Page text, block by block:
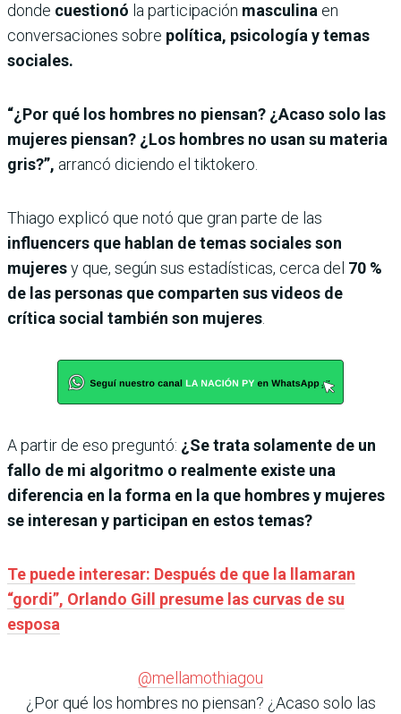
donde cuestionó la participación masculina en
conversaciones sobre política, psicología y temas
sociales.
“¿Por qué los hombres no piensan? ¿Acaso solo las
mujeres piensan? ¿Los hombres no usan su materia
gris?”, arrancó diciendo el tiktokero.
Thiago explicó que notó que gran parte de las
influencers que hablan de temas sociales son
mujeresy que, según sus estadísticas, cerca del 70 %
de las personas que comparten sus videos de
crítica social también son mujeres.
A partir de eso preguntó: ¿Se trata solamente de un
fallo de mi algoritmo o realmente existe una
diferencia en la forma en la que hombres y mujeres
se interesan y participan en estos temas?
Te puede interesar: Después de que la llamaran
“gordi”, Orlando Gill presume las curvas de su
esposa
@mellamothiagou
¿Por qué los hombres no piensan? ¿Acaso solo las